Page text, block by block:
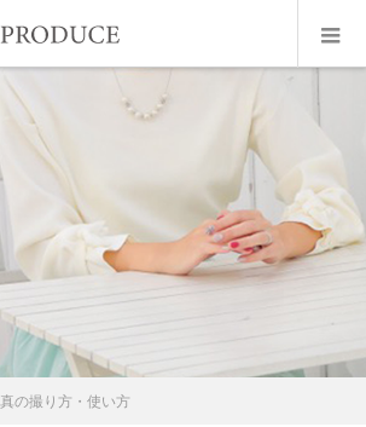
の撮り方・使い方